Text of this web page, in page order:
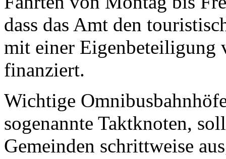
dass das Amt den
mit einer Eigenbeteiligung
finanziert.
Wichtige
sogenannte Taktknoten,
Gemeinden schrittweise